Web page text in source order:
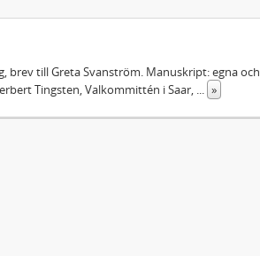
brev till Greta Svanström. Manuskript: egna och
Tingsten, Valkommittén i Saar,
»